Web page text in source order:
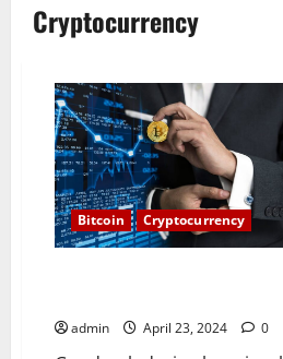
Cryptocurrency
Bitcoin Cryptocurrency
admin April 23, 2024 0